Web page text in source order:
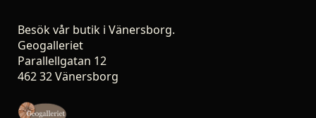
Besök vår butik i Vänersborg.
Geogalleriet
Parallellgatan 12
462 32 Vänersborg